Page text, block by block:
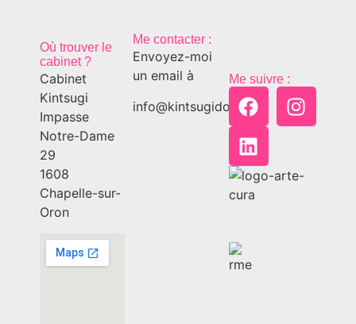
Où trouver le
cabinet ?
Cabinet
Kintsugi
Impasse
Notre-Dame
29
1608
Chapelle-sur-
Oron
Me contacter :
Envoyez-moi
un email à
info@kintsugido.ch
Me suivre :